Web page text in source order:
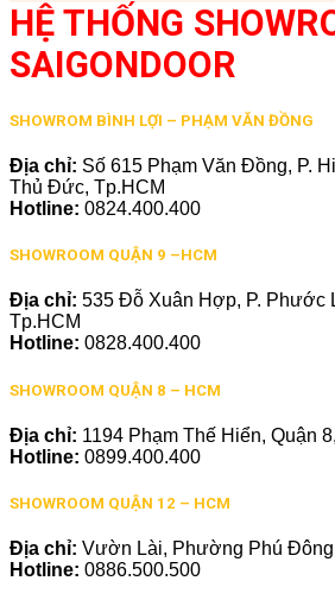
HỆ THỐNG
SAIGONDOOR
SHOWROM BÌNH LỢI – PHẠM VĂN ĐỒNG
Địa chỉ: Số 615 Phạm Văn Đồng, P.
Thủ Đức, Tp.HCM
Hotline: 0824.400.400
SHOWROOM QUẬN 9 –HCM
Địa chỉ: 535 Đỗ Xuân Hợp, P. Phước
Tp.HCM
Hotline: 0828.400.400
SHOWROOM QUẬN 8 – HCM
Địa chỉ: 1194 Phạm Thế Hiển, Quận
Hotline: 0899.400.400
SHOWROOM QUẬN 12 – HCM
Địa chỉ: Vườn Lài, Phường Phú
Hotline: 0886.500.500